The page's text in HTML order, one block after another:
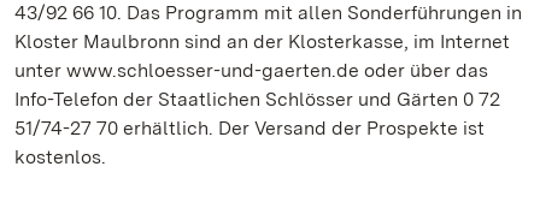
43/92 66 10. Das Programm mit allen Sonderführungen in
Kloster Maulbronn sind an der Klosterkasse, im Internet
unter www.schloesser-und-gaerten.de oder über das
Info-Telefon der Staatlichen Schlösser und Gärten 0 72
51/74-27 70 erhältlich. Der Versand der Prospekte ist
kostenlos.